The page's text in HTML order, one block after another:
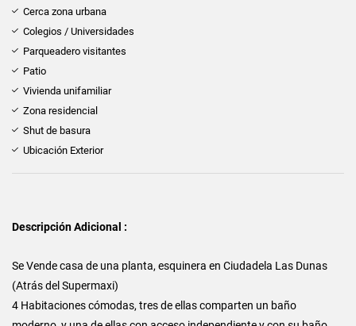
Cerca zona urbana
Colegios / Universidades
Parqueadero visitantes
Patio
Vivienda unifamiliar
Zona residencial
Shut de basura
Ubicación Exterior
Descripción Adicional :
Se Vende casa de una planta, esquinera en Ciudadela Las Dunas
(Atrás del Supermaxi)
4 Habitaciones cómodas, tres de ellas comparten un baño